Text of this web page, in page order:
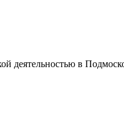
деятельностью в